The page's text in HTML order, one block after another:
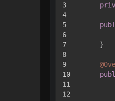
3
4
5
6
7
8
9
10
11
12
    }